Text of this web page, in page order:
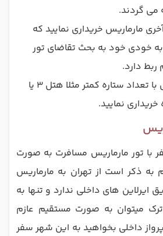
می گردند.
مارماریس خریداری نمایید که
به خودی خود به بحث تقاضای تور
دارد.
هتل هایی با تعداد ستاره کمتر مثلا هتل 3 یا
با تور مارماریس مسافرت به صورت
به ذکر است از تهران به مارماریس
ایرلاین های داخلی ندارد و تنها به
میتوان به صورت مستقیم عازم
داخلی بخواهید به این شهر سفر